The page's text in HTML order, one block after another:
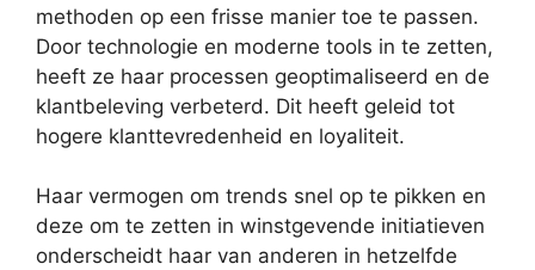
methoden op een frisse manier toe te passen.
Door technologie en moderne tools in te zetten,
heeft ze haar processen geoptimaliseerd en de
klantbeleving verbeterd. Dit heeft geleid tot
hogere klanttevredenheid en loyaliteit.
Haar vermogen om trends snel op te pikken en
deze om te zetten in winstgevende initiatieven
onderscheidt haar van anderen in hetzelfde